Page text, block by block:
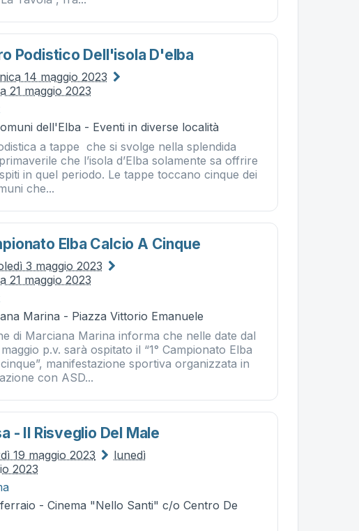
Podistico Dell'isola D'elba
14 maggio 2023
21 maggio 2023
dell'Elba - Eventi in diverse località
a tappe che si svolge nella splendida
che l’isola d’Elba solamente sa offrire
in quel periodo. Le tappe toccano cinque dei
che...
Elba Calcio A Cinque
3 maggio 2023
21 maggio 2023
Marina - Piazza Vittorio Emanuele
di Marciana Marina informa che nelle date dal
p.v. sarà ospitato il “1° Campionato Elba
manifestazione sportiva organizzata in
con ASD...
- Il Risveglio Del Male
19 maggio 2023
lunedì
2023
- Cinema "Nello Santi" c/o Centro De